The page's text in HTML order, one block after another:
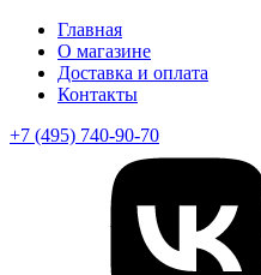
Главная
О магазине
Доставка и оплата
Контакты
+7 (495) 740-90-70